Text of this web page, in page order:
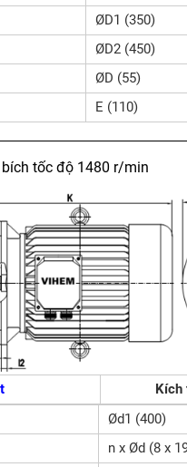
ØD1 (350)
ØD2 (450)
ØD (55)
E (110)
tốc độ 1480 r/min
Ød1 (400)
n x Ød (8 x